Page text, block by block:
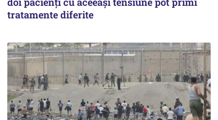
tratamente diferite